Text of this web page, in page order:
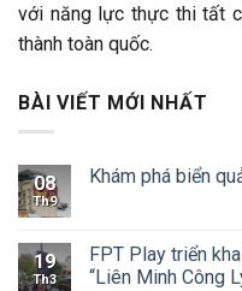
với năng lực thực thi tất
thành toàn quốc.
BÀI VIẾT MỚI NHẤT
08
Th9
Khám phá biển
19
Th3
FPT Play triển
“Liên Minh Công